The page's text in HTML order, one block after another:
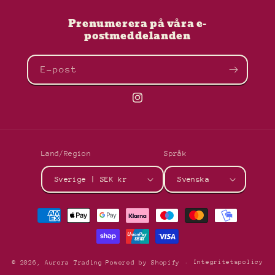
Prenumerera på våra e-
postmeddelanden
E-post
Instagram
Land/Region
Sverige | SEK kr
Språk
Svenska
Betalningsmetoder
© 2026,Aurora Trading Powered by Shopify Integritetspolicy